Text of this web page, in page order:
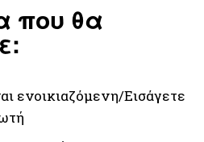
που θα
ενοικιαζόμενη/Εισάγετε